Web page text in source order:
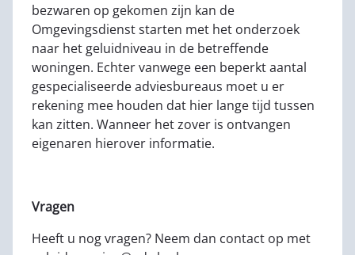
bezwaren op gekomen zijn kan de
Omgevingsdienst starten met het onderzoek
naar het geluidniveau in de betreffende
woningen. Echter vanwege een beperkt aantal
gespecialiseerde adviesbureaus moet u er
rekening mee houden dat hier lange tijd tussen
kan zitten. Wanneer het zover is ontvangen
eigenaren hierover informatie.
Vragen
Heeft u nog vragen? Neem dan contact op met